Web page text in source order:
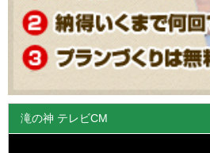
滝の神 テレビCM